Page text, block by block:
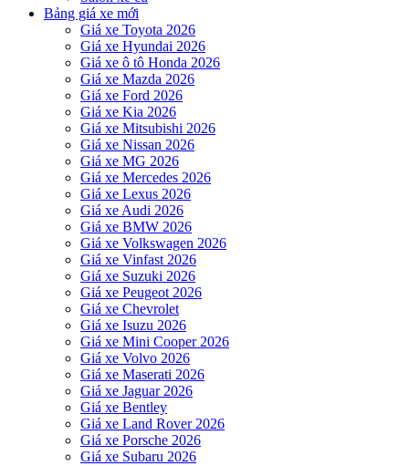
Bảng giá xe mới
Giá xe Toyota 2026
Giá xe Hyundai 2026
Giá xe ô tô Honda 2026
Giá xe Mazda 2026
Giá xe Ford 2026
Giá xe Kia 2026
Giá xe Mitsubishi 2026
Giá xe Nissan 2026
Giá xe MG 2026
Giá xe Mercedes 2026
Giá xe Lexus 2026
Giá xe Audi 2026
Giá xe BMW 2026
Giá xe Volkswagen 2026
Giá xe Vinfast 2026
Giá xe Suzuki 2026
Giá xe Peugeot 2026
Giá xe Chevrolet
Giá xe Isuzu 2026
Giá xe Mini Cooper 2026
Giá xe Volvo 2026
Giá xe Maserati 2026
Giá xe Jaguar 2026
Giá xe Bentley
Giá xe Land Rover 2026
Giá xe Porsche 2026
Giá xe Subaru 2026